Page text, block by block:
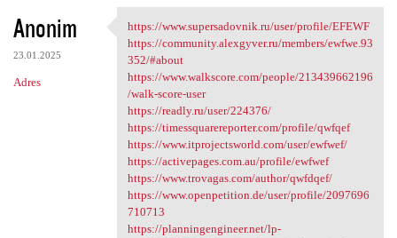
Anonim
23.01.2025
Adres
https://www.supersadovnik.ru
https://www.supersadovnik.ru/user/profile/EFEWF
https://community.alexgyver.ru/members/ewfwe.93
352/#about
https://www.walkscore.com/people/213439662196
/walk-score-user
https://readly.ru/user/224376/
https://timessquarereporter.com/profile/qwfqef
https://www.itprojectsworld.com/user/ewfwef/
https://activepages.com.au/profile/ewfwef
https://www.trovagas.com/author/qwfdqef/
https://www.openpetition.de/user/profile/2097696
710713
https://planningengineer.net/lp-